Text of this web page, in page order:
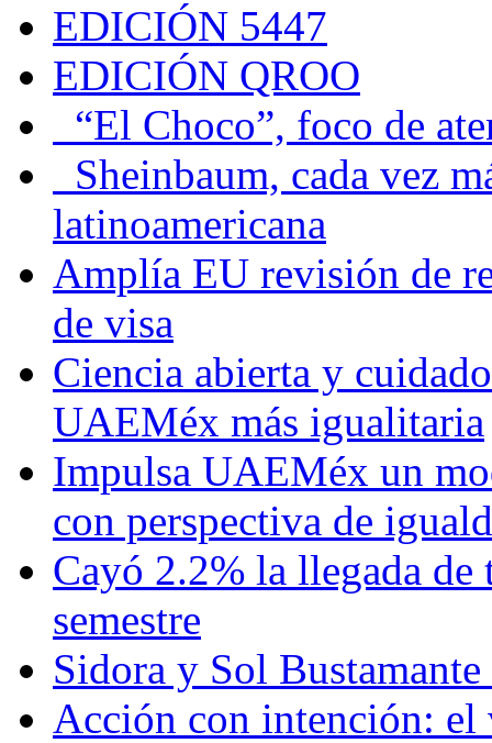
EDICIÓN 5447
EDICIÓN QROO
“El Choco”, foco de
Sheinbaum, cada vez
latinoamericana
Amplía EU revisión de
de visa
Ciencia abierta y
UAEMéx más igualitaria
Impulsa UAEMéx un
con perspectiva de
Cayó 2.2% la llegada de
semestre
Sidora y Sol
Acción con intención: el